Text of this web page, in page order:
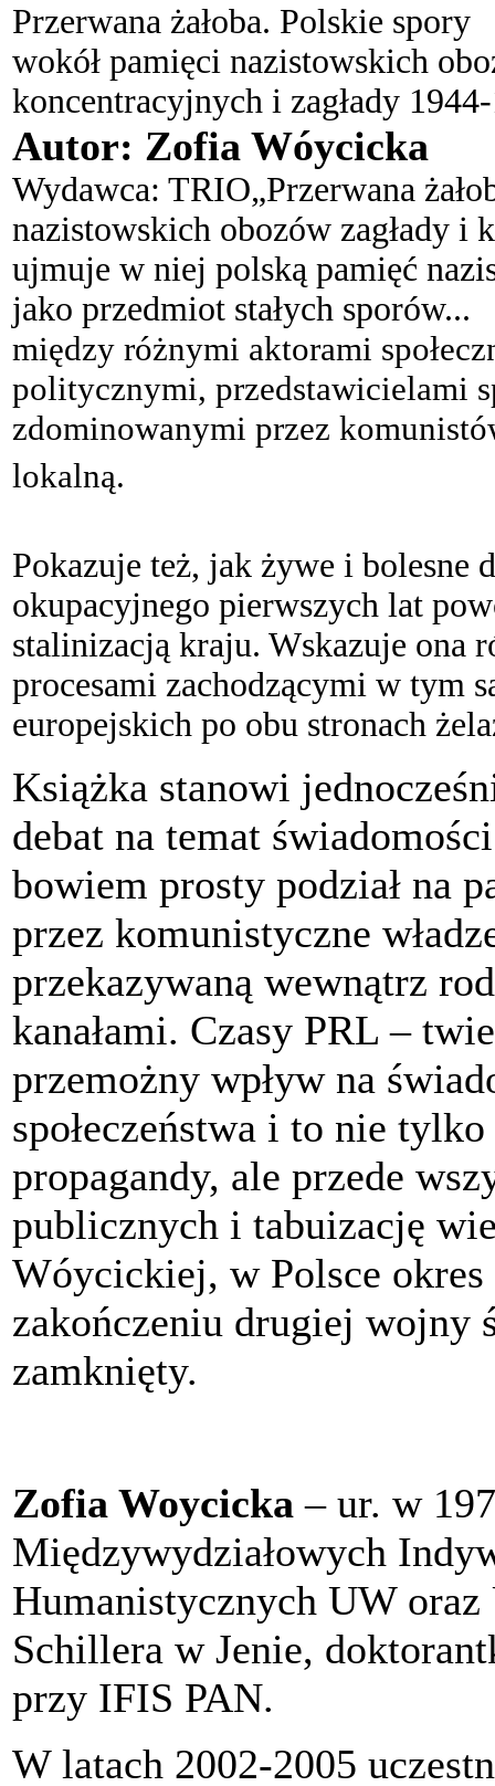
Przerwana żałoba. Polskie spory
wokół pamięci nazistowskich
koncentracyjnych i zagłady
Autor: Zofia Wóycicka
Wydawca: TRIO„Przerwana
nazistowskich obozów zagłady i
ujmuje w niej polską pamięć
jako przedmiot stałych sporów...
między różnymi aktorami
politycznymi, przedstawicielami
zdominowanymi przez
lokalną.
Pokazuje też, jak żywe i bolesne
okupacyjnego pierwszych lat
stalinizacją kraju. Wskazuje ona
procesami zachodzącymi w tym
europejskich po obu stronach
Książka stanowi
debat na temat
bowiem prosty podział na
przez komunistyczne
przekazywaną wewnątrz
kanałami. Czasy PRL –
przemożny wpływ na
społeczeństwa i to nie
propagandy, ale przede
publicznych i tabuizację
Wóycickiej, w Polsce okres
zakończeniu drugiej wojny
zamknięty.
Zofia Woycicka – ur. w
Międzywydziałowych
Humanistycznych UW
Schillera w Jenie,
przy IFIS PAN.
W latach 2002-2005